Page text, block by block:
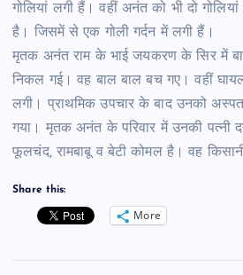
गोलियां लगी हैं। वहीं अनंत को भी दो
है। जिसमें से एक गोली गर्दन में लगी हैं।
मृतक अनंत राम के भाई जयकरण के सिर में
निकल गई। वह बाल बाल बच गए। वहीं
लगी। प्राथमिक उपचार के बाद उनको
गया। मृतक अनंत के परिवार में उनकी पत्नी
फूलचंद, रामबाबू व बेटी कोमल है। वह
Share this:
More